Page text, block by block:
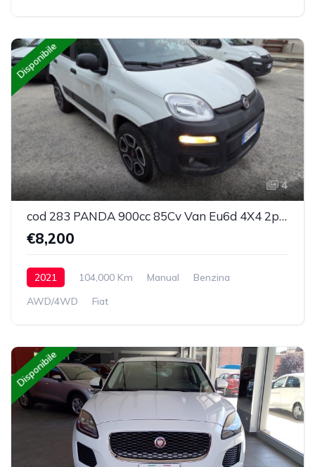
Disponibile
4
cod 283 PANDA 900cc 85Cv Van Eu6d 4X4 2p.POP
€8,200
2021 104,000 Km Manual
Benzina
AWD/4WD
Fiat
Disponibile